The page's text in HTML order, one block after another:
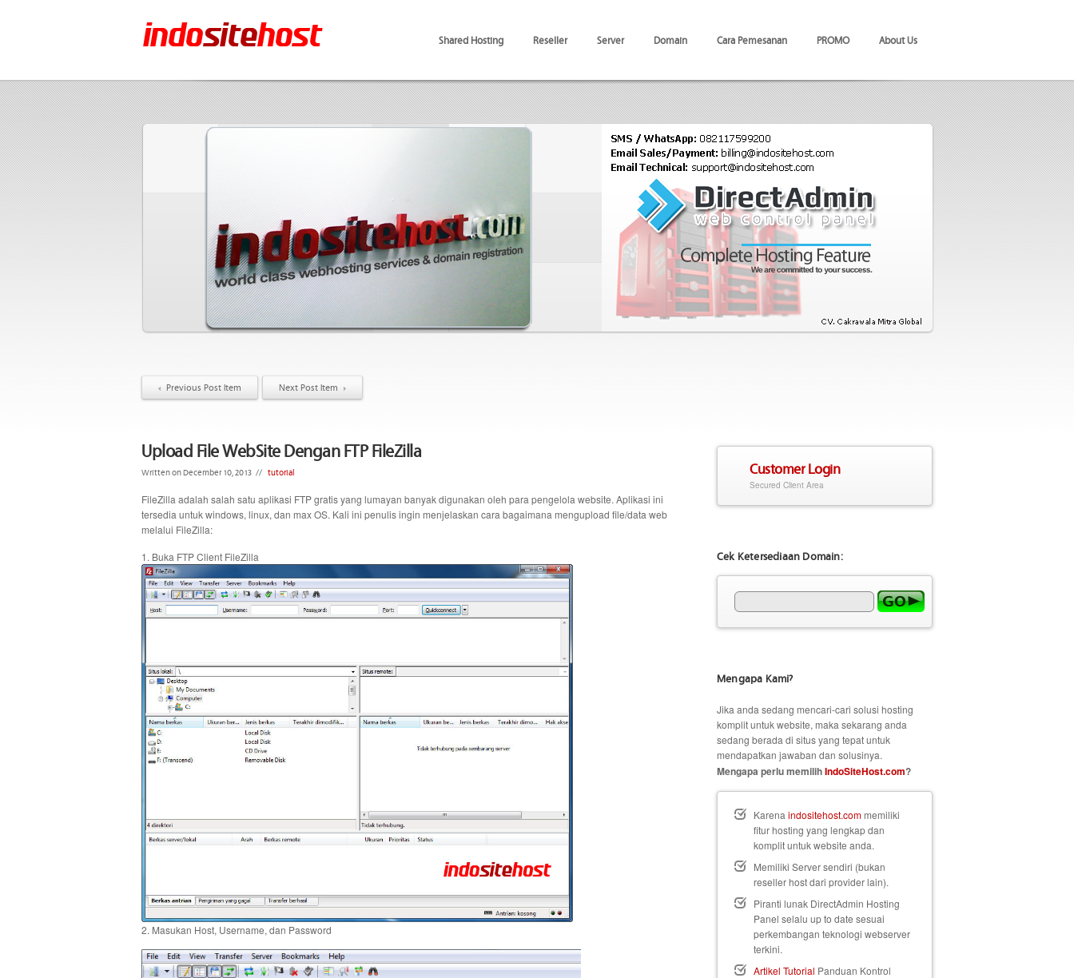
Shared Hosting Reseller Server Domain Cara Pemesanan PROMO About Us
Previous Post Item Next Post Item
Upload File WebSite Dengan FTP FileZilla
Written on December 10, 2013 // tutorial
FileZilla adalah salah satu aplikasi FTP gratis yang lumayan banyak digunakan oleh para pengelola website. Aplikasi ini
tersedia untuk windows, linux, dan max OS. Kali ini penulis ingin menjelaskan cara bagaimana mengupload file/data web
melalui FileZilla:
1. Buka FTP Client FileZilla
2. Masukan Host, Username, dan Password
Customer Login
Secured Client Area
Cek Ketersediaan Domain:
Mengapa Kami?
Jika anda sedang mencari-cari solusi hosting
komplit untuk website, maka sekarang anda
sedang berada di situs yang tepat untuk
mendapatkan jawaban dan solusinya.
Mengapa perlu memilihIndoSiteHost.com?
Karena indositehost.commemiliki
fitur hosting yang lengkap dan
komplit untuk website anda.
Memiliki Server sendiri (bukan
reseller host dari provider lain).
Piranti lunak DirectAdmin Hosting
Panel selalu up to date sesuai
perkembangan teknologi webserver
terkini.
Artikel Tutorial Panduan Kontrol